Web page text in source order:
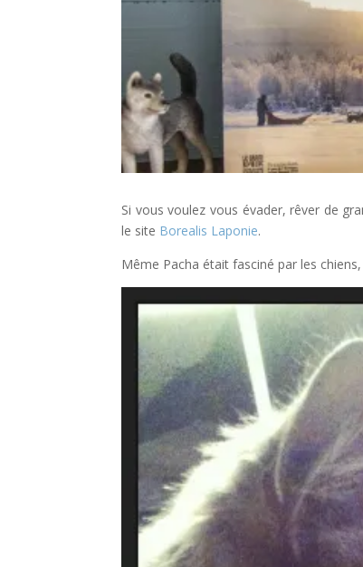
Si vous voulez vous évader, rêver de
le site Borealis Laponie.
Même Pacha était fasciné par les